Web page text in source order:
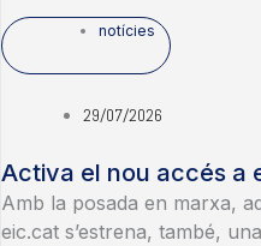
notícies
29/07/2026
Activa el nou accés a
Amb la posada en marxa,
eic.cat s’estrena, també,